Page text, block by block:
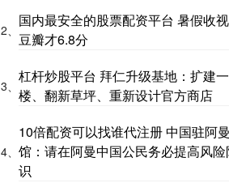
2、
国内最安全的股票配资平台 暑假收视
豆瓣才6.8分
3、
杠杆炒股平台 拜仁升级基地：扩建
楼、翻新草坪、重新设计官方商店
4、
10倍配资可以找谁代注册 中国驻阿
馆：请在阿曼中国公民务必提高风
识